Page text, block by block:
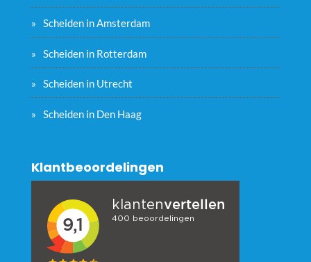
Scheiden in Amsterdam
Scheiden in Rotterdam
Scheiden in Utrecht
Scheiden in Den Haag
Klantbeoordelingen